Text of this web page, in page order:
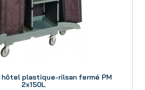
plastique-rilsan fermé PM
2x150L